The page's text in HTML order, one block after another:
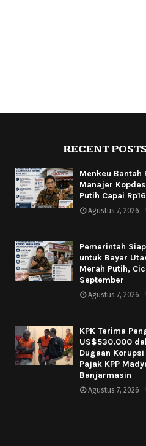
RECENT POSTS
Menkeu Bantah
Manajer
Putih Capai
Agustus 7, 2026
Pemerintah
untuk Bayar
Merah Putih,
September
Agustus 7, 2026
KPK Terima
US$530.000
Dugaan
Pajak KPP
Banjarmasin
Agustus 7, 2026